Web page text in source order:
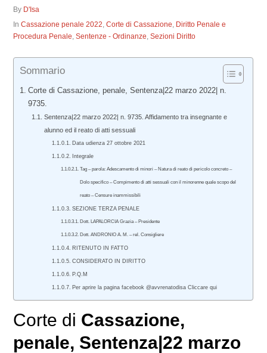
By D'Isa
InCassazione penale 2022,Corte di Cassazione, Diritto Penale e
Procedura Penale,Sentenze - Ordinanze,Sezioni Diritto
Sommario
Corte di Cassazione, penale, Sentenza|22 marzo 2022| n.
9735.
Sentenza|22 marzo 2022| n. 9735. Affidamento tra insegnante e
alunno ed il reato di atti sessuali
Data udienza 27 ottobre 2021
Integrale
Tag – parola: Adescamento di minori – Natura di reato di pericolo concreto –
Dolo specifico – Compimento di atti sessuali con il minorenne quale scopo del
reato – Censure inammissibili
SEZIONE TERZA PENALE
Dott. LAPALORCIA Grazia – Presidente
Dott. ANDRONIO A. M. – rel. Consigliere
RITENUTO IN FATTO
CONSIDERATO IN DIRITTO
P.Q.M
Per aprire la pagina facebook @avvrenatodisa Cliccare qui
Corte di Cassazione,
penale, Sentenza|22 marzo